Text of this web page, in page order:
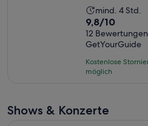
Die
Aktivität
dauert
4
Stunden
mind. 4 Std.
9.8
von
10,
basierend
auf
9,8/10
12
GetYourGuide
Kostenlose
möglich
Shows & Konzerte